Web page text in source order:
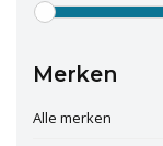
Merken
Alle merken